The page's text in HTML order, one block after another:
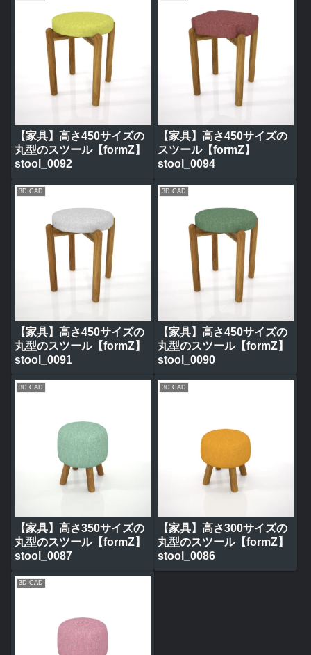
【家具】高さ450サイズの
丸型のスツール【formZ】
stool_0092
【家具】高さ450サイズの
スツール【formZ】
stool_0094
3D CAD
【家具】高さ450サイズの
丸型のスツール【formZ】
stool_0091
3D CAD
【家具】高さ450サイズの
丸型のスツール【formZ】
stool_0090
3D CAD
【家具】高さ350サイズの
丸型のスツール【formZ】
stool_0087
3D CAD
【家具】高さ300サイズの
丸型のスツール【formZ】
stool_0086
3D CAD